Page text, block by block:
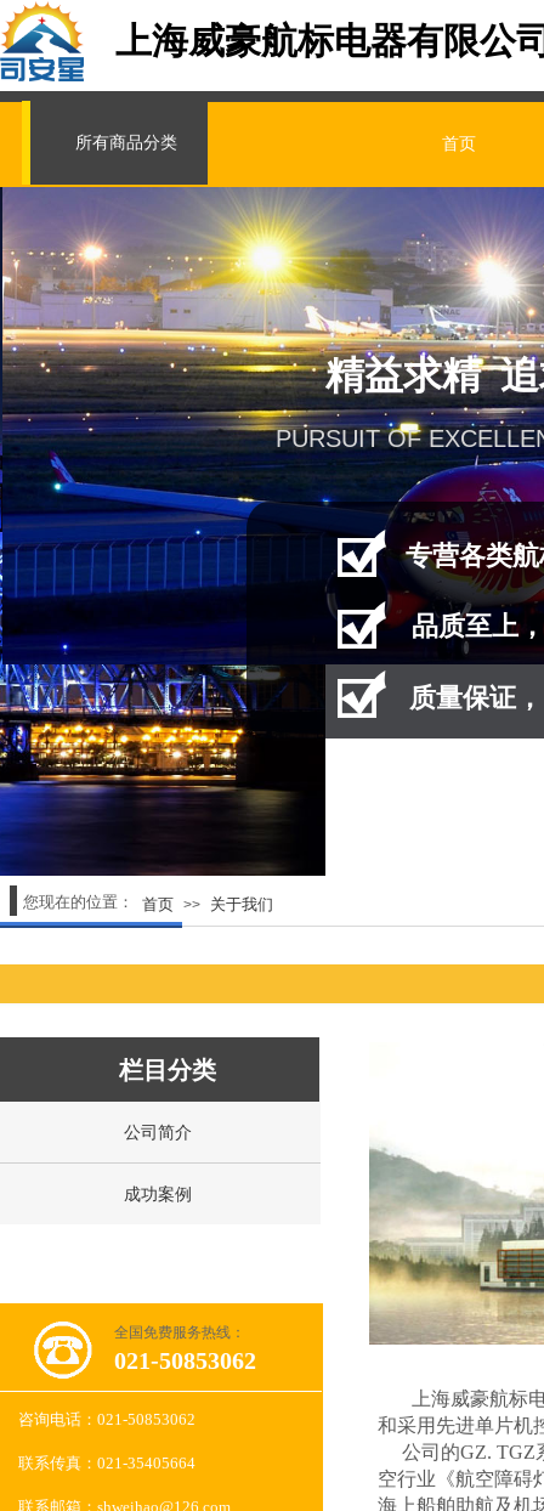
上海威豪航标电器有限公
所有商品分类 首页
精益求精
PURSUIT OF
专营各类
品质至上
质量保证
栏目分类
全国免费服务热线：
021-50853062
您现在的位置： 首页 >> 关于我们
咨询电话： 021-50853062
联系传真： 021-35405664
联系邮箱： shweihao@126.com
上海威豪航标电
和采用先进单片机
公司的GZ. TGZ
空行业《航空障碍
海上船舶助航及机
公司简介
成功案例